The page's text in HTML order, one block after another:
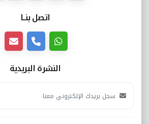
اتصل بنــا
النشرة البريدية